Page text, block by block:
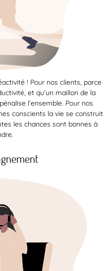
! Pour nos clients, parce
et qu’un maillon de la
l’ensemble. Pour nos
conscients la vie se construit
les chances sont bonnes à